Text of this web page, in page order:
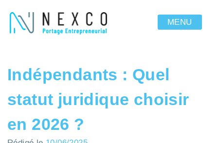
MENU
Indépendants : Quel
statut juridique choisir
en 2026 ?